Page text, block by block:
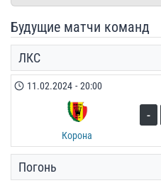
Будущие матчи команд
ЛКС
11.02.2024 - 20:00
Корона
-
Погонь